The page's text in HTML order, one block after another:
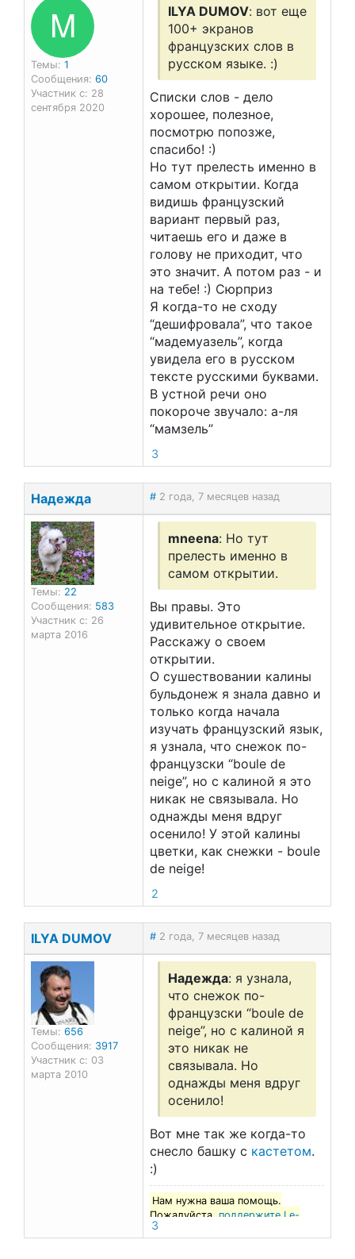
M
Темы: 1
Сообщения: 60
Участник с: 28
сентября 2020
ILYA DUMOV: вот еще
100+ экранов
французских слов в
русском языке. :)
Списки слов - дело
хорошее, полезное,
посмотрю попозже,
спасибо! :)
Но тут прелесть именно в
самом открытии. Когда
видишь французский
вариант первый раз,
читаешь его и даже в
голову не приходит, что
это значит. А потом раз - и
на тебе! :) Сюрприз
Я когда-то не сходу
“дешифровала”, что такое
“мадемуазель”, когда
увидела его в русском
тексте русскими буквами.
В устной речи оно
покороче звучало: а-ля
“мамзель”
3
Надежда # 2 года, 7 месяцев назад
Темы: 22
Сообщения: 583
Участник с: 26
марта 2016
mneena: Но тут
прелесть именно в
самом открытии.
Вы правы. Это
удивительное открытие.
Расскажу о своем
открытии.
О сушествовании калины
бульдонеж я знала давно и
только когда начала
изучать французский язык,
я узнала, что снежок по-
французски “boule de
neige”, но с калиной я это
никак не связывала. Но
однажды меня вдруг
осенило! У этой калины
цветки, как снежки - boule
de neige!
2
ILYA DUMOV # 2 года, 7 месяцев назад
Темы: 656
Сообщения: 3917
Участник с: 03
марта 2010
Надежда: я узнала,
что снежок по-
французски “boule de
neige”, но с калиной я
это никак не
связывала. Но
однажды меня вдруг
осенило!
Вот мне так же когда-то
снесло башку с кастетом.
:)
Нам нужна ваша помощь.
Пожалуйста,поддержите Le-
francais.ru
3